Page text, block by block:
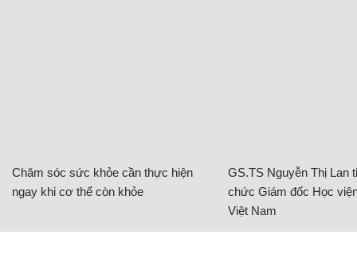
Chăm sóc sức khỏe cần thực hiện
ngay khi cơ thể còn khỏe
GS.TS Nguyễn Thị Lan
chức Giám đốc Học
Việt Nam